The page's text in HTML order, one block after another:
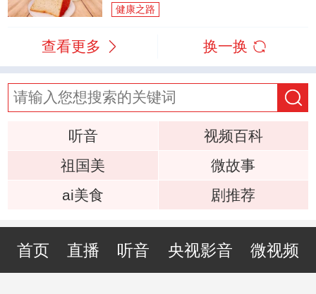
健康之路
查看更多 换一换
听音
视频百科
祖国美
微故事
ai美食
剧推荐
首页 直播 听音 央视影音 微视频